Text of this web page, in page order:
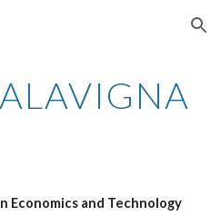
Skip to navigation
Economics and Technology